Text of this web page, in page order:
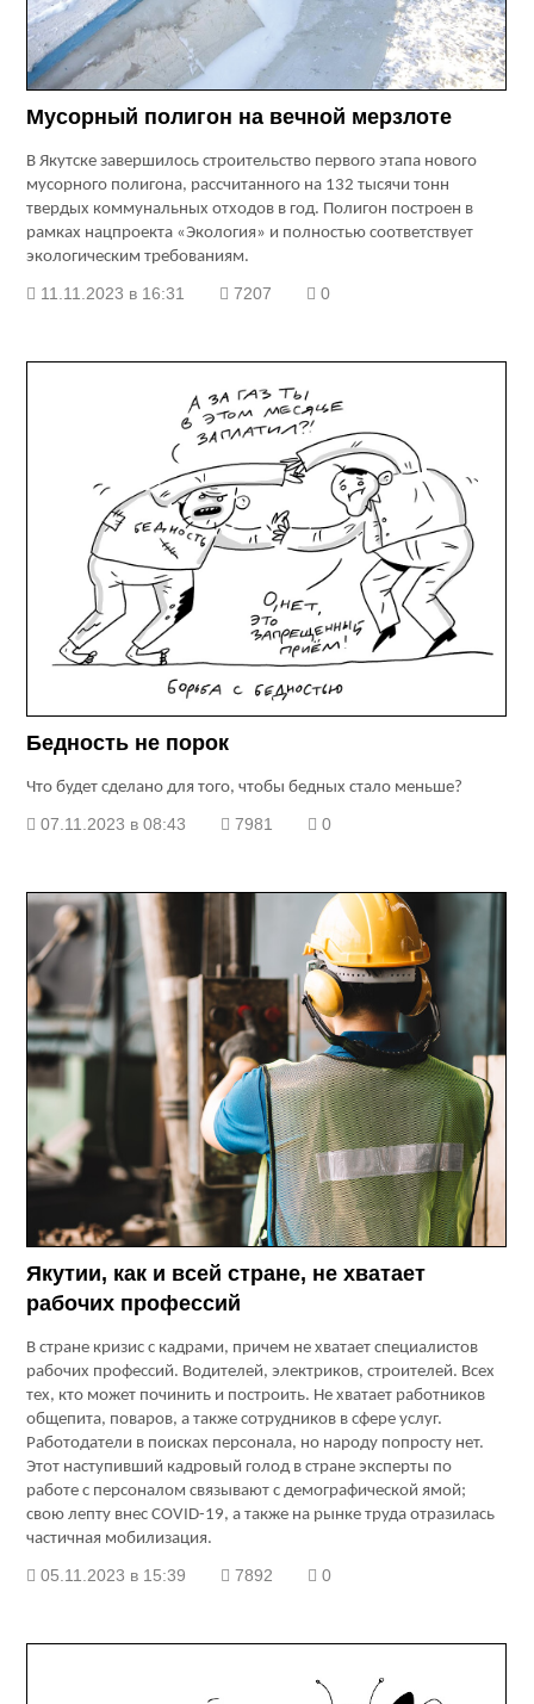
Мусорный полигон на вечной мерзлоте
В Якутске завершилось строительство первого этапа нового
мусорного полигона, рассчитанного на 132 тысячи тонн
твердых коммунальных отходов в год. Полигон построен в
рамках нацпроекта «Экология» и полностью соответствует
экологическим требованиям.
11.11.2023 в 16:31 7207 0
Бедность не порок
Что будет сделано для того, чтобы бедных стало меньше?
07.11.2023 в 08:43 7981 0
Якутии, как и всей стране, не хватает
рабочих профессий
В стране кризис с кадрами, причем не хватает специалистов
рабочих профессий. Водителей, электриков, строителей. Всех
тех, кто может починить и построить. Не хватает работников
общепита, поваров, а также сотрудников в сфере услуг.
Работодатели в поисках персонала, но народу попросту нет.
Этот наступивший кадровый голод в стране эксперты по
работе с персоналом связывают с демографической ямой;
свою лепту внес COVID-19, а также на рынке труда отразилась
частичная мобилизация.
05.11.2023 в 15:39 7892 0